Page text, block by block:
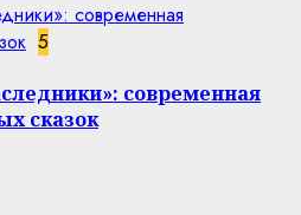
современная
5
современная
сказок